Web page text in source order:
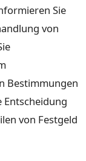
Sie
von
Bestimmungen
Entscheidung
von Festgeld